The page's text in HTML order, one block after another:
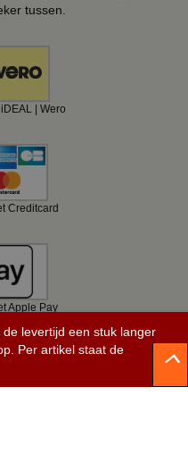
tussen.
| Wero
Creditcard
Apple Pay
levertijd een stuk langer
Per artikel staat de